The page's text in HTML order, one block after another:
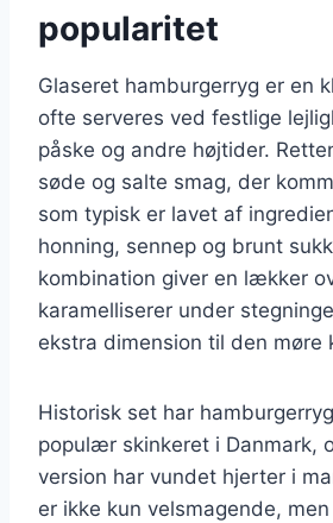
popularitet
Glaseret hamburgerryg er en
ofte serveres ved festlige
påske og andre højtider.
søde og salte smag, der
som typisk er lavet af
honning, sennep og brunt
kombination giver en lækker
karamelliserer under
ekstra dimension til den møre
Historisk set har
populær skinkeret i Danmark,
version har vundet hjerter i
er ikke kun velsmagende,